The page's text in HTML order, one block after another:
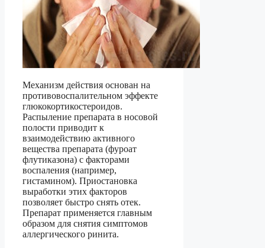
Механизм действия основан на
противовоспалительном эффекте
глюкокортикостероидов.
Распыление препарата в носовой
полости приводит к
взаимодействию активного
вещества препарата (фуроат
флутиказона) с факторами
воспаления (например,
гистамином). Приостановка
выработки этих факторов
позволяет быстро снять отек.
Препарат применяется главным
образом для снятия симптомов
аллергического ринита.